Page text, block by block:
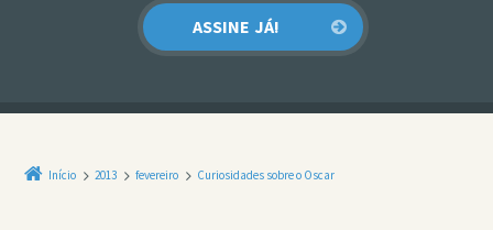
Início 2013 fevereiro Curiosidades sobre o Oscar